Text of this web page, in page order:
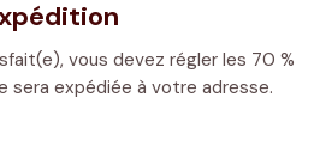
vous devez régler les 70 %
sera expédiée à votre adresse.